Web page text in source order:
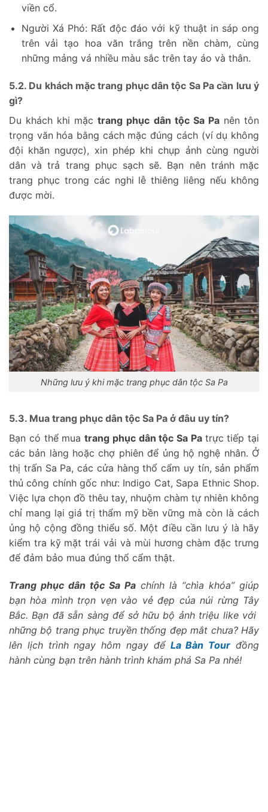
viền cổ.
Người Xá Phó: Rất độc đáo với kỹ thuật in sáp ong
trên vải tạo hoa văn trắng trên nền chàm, cùng
những mảng vá nhiều màu sắc trên tay áo và thân.
5.2. Du khách mặc trang phục dân tộc Sa Pa cần lưu ý
gì?
Du khách khi mặctrang phục dân tộc Sa Panên tôn
trọng văn hóa bằng cách mặc đúng cách (ví dụ không
đội khăn ngược), xin phép khi chụp ảnh cùng người
dân và trả trang phục sạch sẽ. Bạn nên tránh mặc
trang phục trong các nghi lễ thiêng liêng nếu không
được mời.
Những lưu ý khi mặc trang phục dân tộc Sa Pa
5.3. Mua trang phục dân tộc Sa Pa ở đâu uy tín?
Bạn có thể mua trang phục dân tộc Sa Pa trực tiếp tại
các bản làng hoặc chợ phiên để ủng hộ nghệ nhân. Ở
thị trấn Sa Pa, các cửa hàng thổ cẩm uy tín, sản phẩm
thủ công chính gốc như: Indigo Cat, Sapa Ethnic Shop.
Việc lựa chọn đồ thêu tay, nhuộm chàm tự nhiên không
chỉ mang lại giá trị thẩm mỹ bền vững mà còn là cách
ủng hộ cộng đồng thiểu số. Một điều cần lưu ý là hãy
kiểm tra kỹ mặt trái vải và mùi hương chàm đặc trưng
để đảm bảo mua đúng thổ cẩm thật.
Trang phục dân tộc Sa Pa chính là “chìa khóa” giúp
bạn hòa mình trọn vẹn vào vẻ đẹp của núi rừng Tây
Bắc. Bạn đã sẵn sàng để sở hữu bộ ảnh triệu like với
những bộ trang phục truyền thống đẹp mắt chưa? Hãy
lên lịch trình ngay hôm ngay để La Bàn Tour đồng
hành cùng bạn trên hành trình khám phá Sa Pa nhé!